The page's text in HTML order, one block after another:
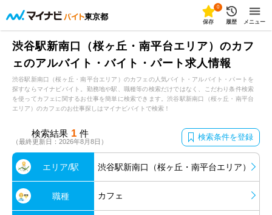
東京都
0
保存 履歴 メニュー
渋谷駅新南口（桜ヶ丘・南平台エリア）のカフ
ェのアルバイト・バイト・パート求人情報
渋谷駅新南口（桜ヶ丘・南平台エリア）のカフェの人気バイト・アルバイト・パートを
探すならマイナビバイト。勤務地や駅、職種等の検索だけではなく、こだわり条件検索
を使ってカフェに関するお仕事を簡単に検索できます。渋谷駅新南口（桜ヶ丘・南平台
エリア）のカフェのお仕事探しはマイナビバイトで検索！
検索結果 1 件
（最終更新日：2026年8月8日） 検索条件を登録
エリア/駅 渋谷駅新南口（桜ヶ丘・南平台エリア）
職種 カフェ